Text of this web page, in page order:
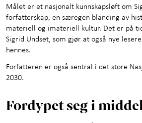
Målet er et nasjonalt kunnskapsløft om
forfatterskap, en særegen blanding av
materiell og imateriell kultur. Det er på
Sigrid Undset, som gjør at også nye
hennes.
Forfatteren er også sentral i det store
2030.
Fordypet seg i